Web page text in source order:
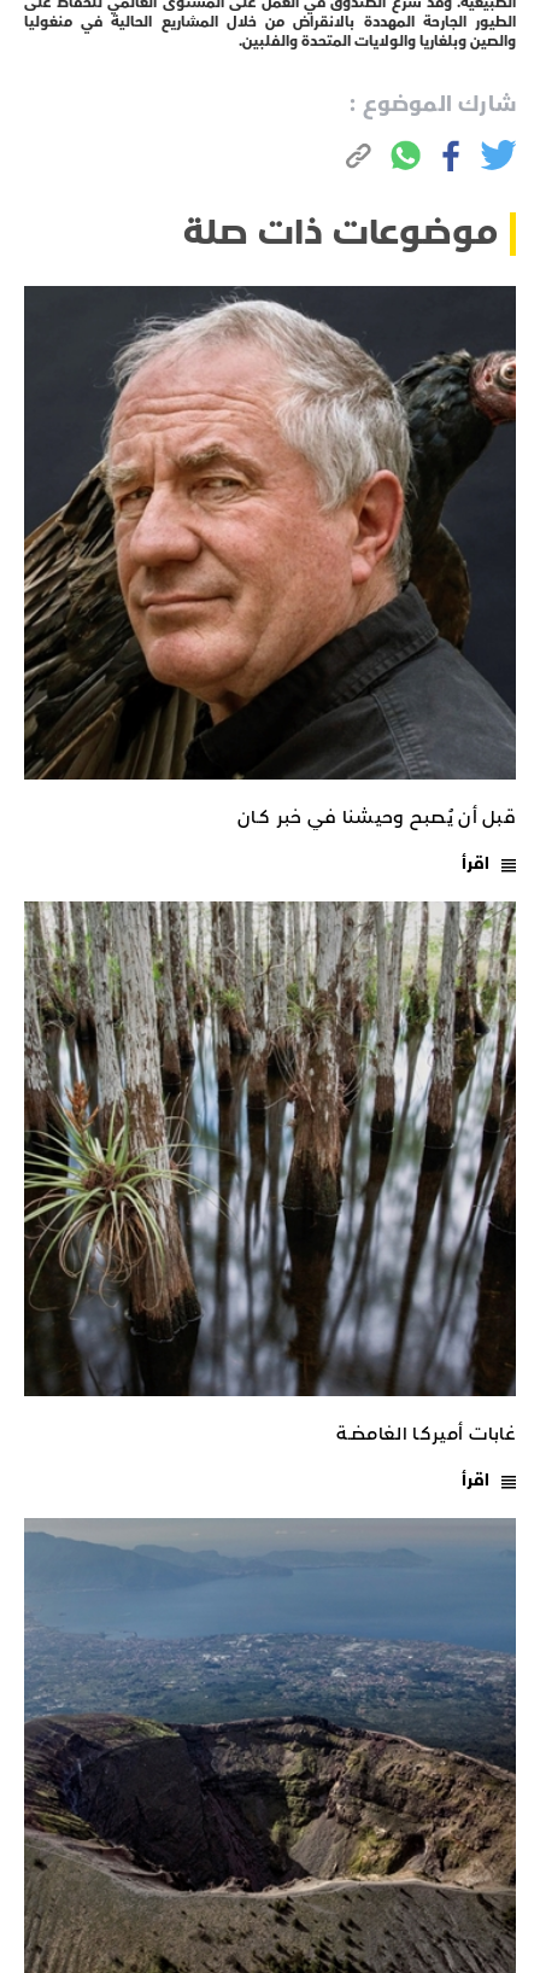
الطيور الجارحة المهددة بالانقراض من خلال المشاريع الحالية في منغوليا
والصين وبلغاريا والولايات المتحدة والفلبين.
شارك الموضوع :
موضوعات ذات صلة
قبل أن يُصبح وحيشنا في خبر كـان
اقرأ
غابات أميركـا الغامضـة
اقرأ